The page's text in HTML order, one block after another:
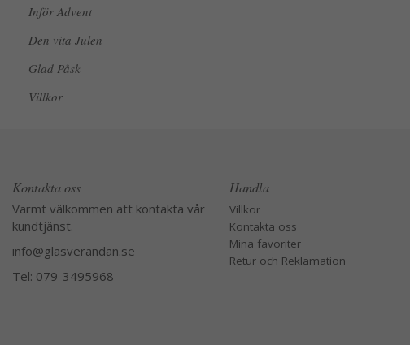
Inför Advent
Den vita Julen
Glad Påsk
Villkor
Kontakta oss
Varmt välkommen att kontakta vår
kundtjänst.
info@glasverandan.se
Tel: 079-3495968
Handla
Villkor
Kontakta oss
Mina favoriter
Retur och Reklamation